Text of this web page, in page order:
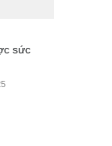
sức